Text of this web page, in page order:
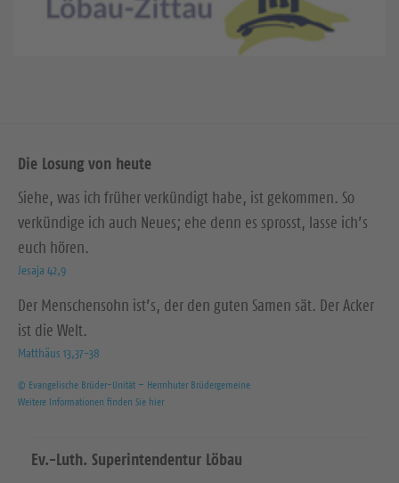
Die Losung von heute
Siehe, was ich früher verkündigt habe, ist gekommen. So
verkündige ich auch Neues; ehe denn es sprosst, lasse ich’s
euch hören.
Jesaja 42,9
Der Menschensohn ist’s, der den guten Samen sät. Der Acker
ist die Welt.
Matthäus 13,37-38
© Evangelische Brüder-Unität – Herrnhuter Brüdergemeine
Weitere Informationen finden Sie hier
Ev.-Luth. Superintendentur Löbau